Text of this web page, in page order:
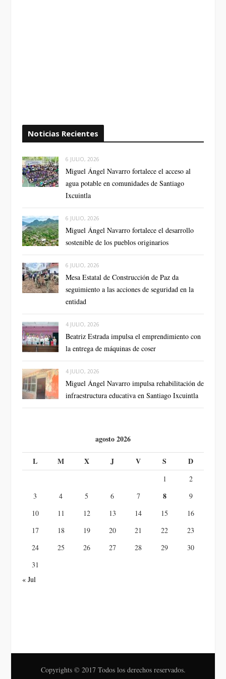
Noticias Recientes
6 JULIO, 2026
Miguel Ángel Navarro fortalece el acceso al
agua potable en comunidades de Santiago
Ixcuintla
6 JULIO, 2026
Miguel Ángel Navarro fortalece el desarrollo
sostenible de los pueblos originarios
6 JULIO, 2026
Mesa Estatal de Construcción de Paz da
seguimiento a las acciones de seguridad en la
entidad
4 JULIO, 2026
Beatriz Estrada impulsa el emprendimiento con
la entrega de máquinas de coser
4 JULIO, 2026
Miguel Ángel Navarro impulsa rehabilitación de
infraestructura educativa en Santiago Ixcuintla
agosto 2026
L M X J V S D
1
2
3
4 5 6 7 8
9
10
11 12 13 14 15
16
17
18 19 20 21 22
23
24
25 26 27 28 29
30
31
« Jul
Copyrights © 2017 Todos los derechos reservados.